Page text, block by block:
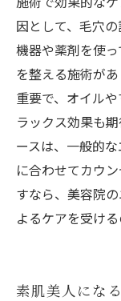
因として、毛穴
機器や薬剤を使
を整える施術が
重要で、オイル
ラックス効果も
ースは、一般的
に合わせてカウ
すなら、美容院
よるケアを受け
素肌美人にな